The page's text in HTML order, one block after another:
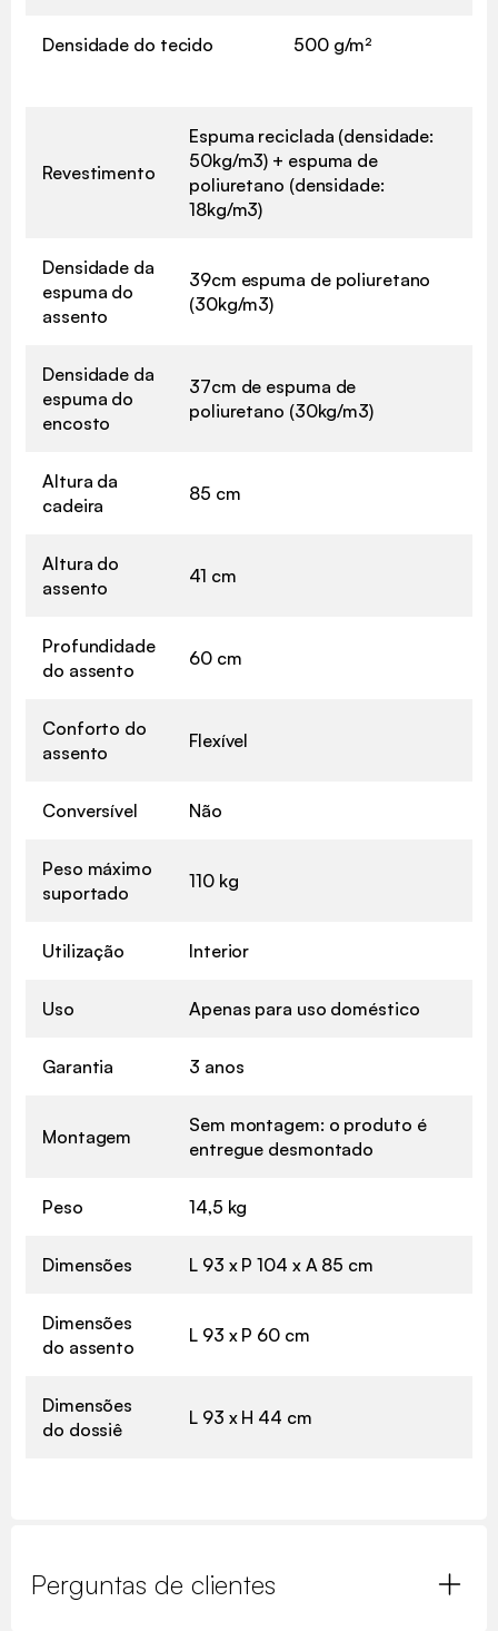
Densidade do tecido 500 g/m²
Revestimento
Espuma reciclada (densidade:
50kg/m3) + espuma de
poliuretano (densidade:
18kg/m3)
Densidade da
espuma do
assento
39cm espuma de poliuretano
(30kg/m3)
Densidade da
espuma do
encosto
37cm de espuma de
poliuretano (30kg/m3)
Altura da
cadeira
85 cm
Altura do
assento
41 cm
Profundidade
do assento
60 cm
Conforto do
assento
Flexível
Conversível Não
Peso máximo
suportado
110 kg
Utilização Interior
Uso Apenas para uso doméstico
Garantia 3 anos
Montagem
Sem montagem: o produto é
entregue desmontado
Peso 14,5 kg
Dimensões L 93 x P 104 x A 85 cm
Dimensões
do assento
L 93 x P 60 cm
Dimensões
do dossiê
L 93 x H 44 cm
Perguntas de clientes